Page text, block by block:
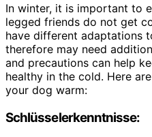
In winter, it is important to
legged friends do not get
have different adaptations
therefore may need
and precautions can help
healthy in the cold. Here
your dog warm:
Schlüsselerkenntnisse: